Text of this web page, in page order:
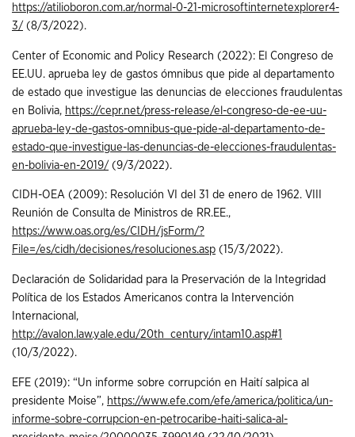
https://atilioboron.com.ar/normal-0-21-microsoftinternetexplorer4-
3/ (8/3/2022).
Center of Economic and Policy Research (2022): El Congreso de
EE.UU. aprueba ley de gastos ómnibus que pide al departamento
de estado que investigue las denuncias de elecciones fraudulentas
en Bolivia, https://cepr.net/press-release/el-congreso-de-ee-uu-
aprueba-ley-de-gastos-omnibus-que-pide-al-departamento-de-
estado-que-investigue-las-denuncias-de-elecciones-fraudulentas-
en-bolivia-en-2019/ (9/3/2022).
CIDH-OEA (2009): Resolución VI del 31 de enero de 1962. VIII
Reunión de Consulta de Ministros de RR.EE.,
https://www.oas.org/es/CIDH/jsForm/?
File=/es/cidh/decisiones/resoluciones.asp (15/3/2022).
Declaración de Solidaridad para la Preservación de la Integridad
Política de los Estados Americanos contra la Intervención
Internacional,
http://avalon.law.yale.edu/20th_century/intam10.asp#1
(10/3/2022).
EFE (2019): “Un informe sobre corrupción en Haití salpica al
presidente Moise”, https://www.efe.com/efe/america/politica/un-
informe-sobre-corrupcion-en-petrocaribe-haiti-salica-al-